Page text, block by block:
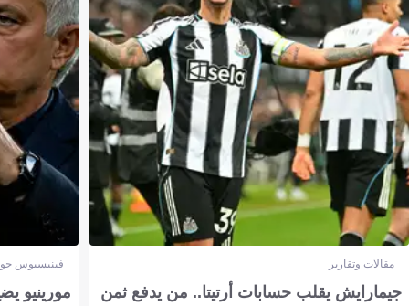
مقالات وتقارير
جيمارايش يقلب حسابات أرتيتا.. من يدفع ثمن
فينيسيوس
مورينيو